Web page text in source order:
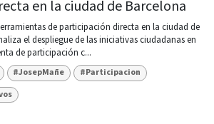
en la ciudad de Barcelona
de participación directa en la ciudad de
el despliegue de las iniciativas ciudadanas en
de participación c...
#JosepMañe
#Participacion